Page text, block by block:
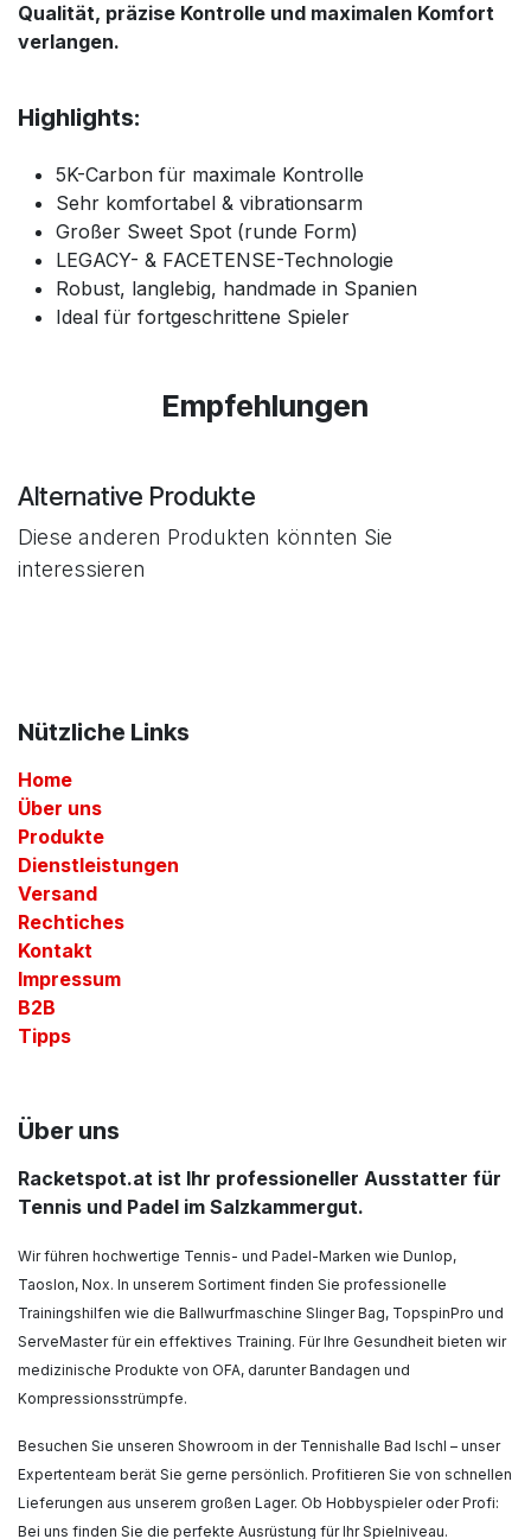
Qualität, präzise Kontrolle und maximalen Komfort
verlangen.
Highlights:
5K-Carbon für maximale Kontrolle
Sehr komfortabel & vibrationsarm
Großer Sweet Spot (runde Form)
LEGACY- & FACETENSE-Technologie
Robust, langlebig, handmade in Spanien
Ideal für fortgeschrittene Spieler
Empfehlungen
Alternative Produkte
Diese anderen Produkten könnten Sie
interessieren
Nützliche Links
Home
Über uns
Produkte
Dienstleistungen
Versand
Rechtiches
Kontakt
Impressum
B2B
Tipps
Über uns
Racketspot.at ist Ihr professioneller Ausstatter für
Tennis und Padel im Salzkammergut.
Wir führen hochwertige Tennis- und Padel-Marken wie Dunlop,
Taoslon, Nox. In unserem Sortiment finden Sie professionelle
Trainingshilfen wie die Ballwurfmaschine Slinger Bag, TopspinPro und
ServeMaster für ein effektives Training. Für Ihre Gesundheit bieten wir
medizinische Produkte von OFA, darunter Bandagen und
Kompressionsstrümpfe.
Besuchen Sie unseren Showroom in der Tennishalle Bad Ischl – unser
Expertenteam berät Sie gerne persönlich. Profitieren Sie von schnellen
Lieferungen aus unserem großen Lager. Ob Hobbyspieler oder Profi:
Bei uns finden Sie die perfekte Ausrüstung für Ihr Spielniveau.